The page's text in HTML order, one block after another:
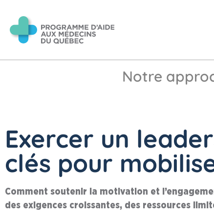
Notre
Exercer un
clés pour
Comment soutenir la motivation et
des exigences croissantes, des ressources